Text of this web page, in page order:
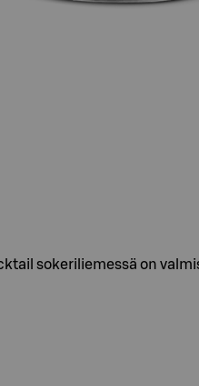
sokeriliemessä on